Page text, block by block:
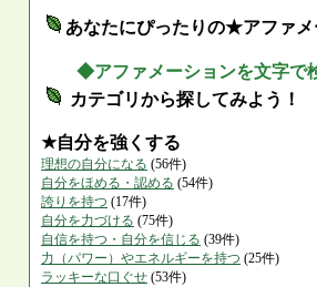
あなたにぴったりの★アファ
◆アファメーションを文字で
カテゴリから探してみよう！
★自分を強くする
理想の自分になる (56件)
自分をほめる・認める (54件)
誇りを持つ (17件)
自分を力づける (75件)
自信を持つ・自分を信じる (39件)
力（パワー）やエネルギーを持つ (25件)
ラッキーな口ぐせ (53件)